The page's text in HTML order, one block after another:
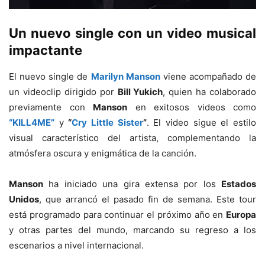
Un nuevo single con un video musical
impactante
El nuevo single de Marilyn Mansonviene acompañado de
un videoclip dirigido por Bill Yukich, quien ha colaborado
previamente con Manson en exitosos videos como
“KILL4ME” y“Cry Little Sister”. El video sigue el estilo
visual característico del artista, complementando la
atmósfera oscura y enigmática de la canción.
Manson ha iniciado una gira extensa por los Estados
Unidos, que arrancó el pasado fin de semana. Este tour
está programado para continuar el próximo año en Europa
y otras partes del mundo, marcando su regreso a los
escenarios a nivel internacional.